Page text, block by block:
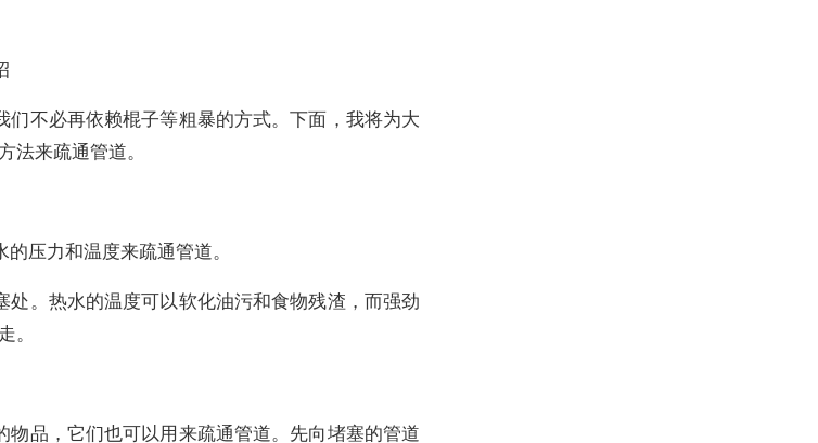
们不必再依赖棍子等粗暴的方式。下面，我将为大
法来疏通管道。
压力和温度来疏通管道。
处。热水的温度可以软化油污和食物残渣，而强劲
。
物品，它们也可以用来疏通管道。先向堵塞的管道